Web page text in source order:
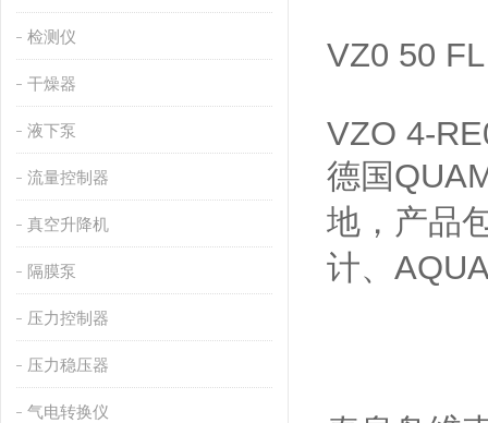
检测仪
干燥器
液下泵
流量控制器
真空升降机
隔膜泵
压力控制器
压力稳压器
气电转换仪
VZ0 50
VZO 4-
德国
地，产品
计、